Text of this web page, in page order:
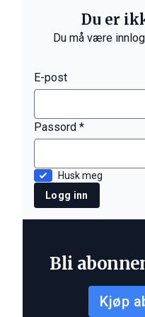
Du er
Du må være
E-post
Passord *
Husk meg
Logg inn
Bli
Kjøp